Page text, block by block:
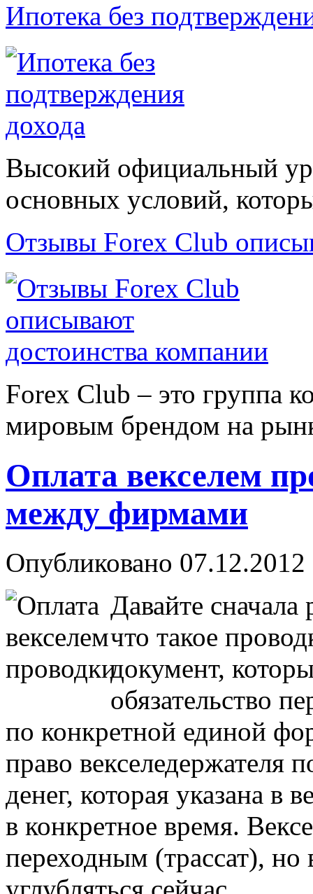
Ипотека без
Высокий официальный
основных условий,
Отзывы Forex Сlub
Forex Сlub – это группа
мировым брендом на
Оплата векселем
между фирмами
Опубликовано 07.12.2012
Давайте сначала
что такое
документ,
обязательство
по конкретной единой
право векселедержателя
денег, которая указана в
в конкретное время.
переходным (трассат), но